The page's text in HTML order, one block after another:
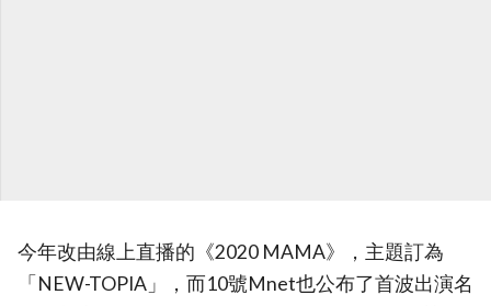
今年改由線上直播的《2020 MAMA》，主題訂為
「NEW-TOPIA」，而10號Mnet也公布了首波出演名